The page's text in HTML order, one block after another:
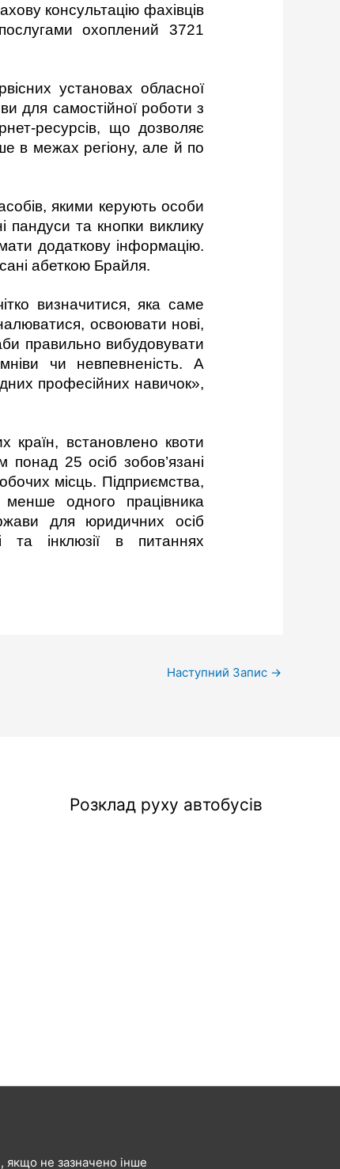
консультацію фахівців
охоплений 3721
установах обласної
для самостійної роботи з
ресурсів, що дозволяє
в межах регіону, але й по
якими керують особи
пандуси та кнопки виклику
додаткову інформацію.
абеткою Брайля.
визначитися, яка саме
освоювати нові,
правильно вибудовувати
чи невпевненість. А
професійних навичок»,
країн, встановлено квоти
понад 25 осіб зобов’язані
місць. Підприємства,
одного працівника
для юридичних осіб
та інклюзії в питаннях
Наступний Запис →
Розклад руху автобусів
якщо не зазначено інше